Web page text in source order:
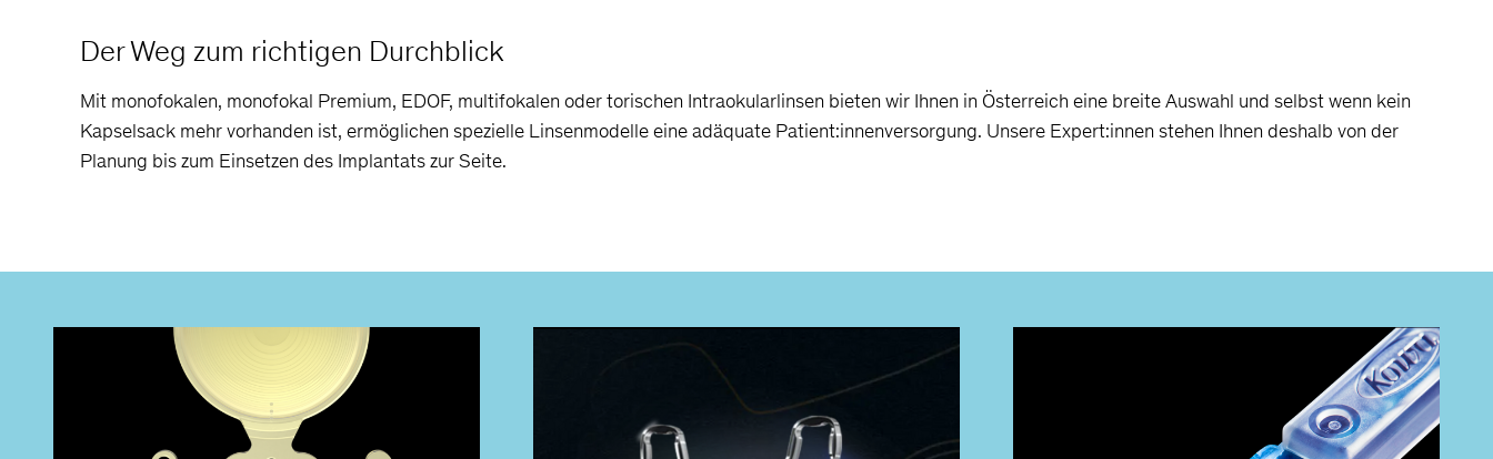
Der Weg zum richtigen Durchblick
Mit monofokalen, monofokal Premium, EDOF, multifokalen oder torischen Intraokularlinsen bieten wir Ihnen in Österreich eine breite Auswahl und selbst wenn kein
Kapselsack mehr vorhanden ist, ermöglichen spezielle Linsenmodelle eine adäquate Patient:innenversorgung. Unsere Expert:innen stehen Ihnen deshalb von der
Planung bis zum Einsetzen des Implantats zur Seite.